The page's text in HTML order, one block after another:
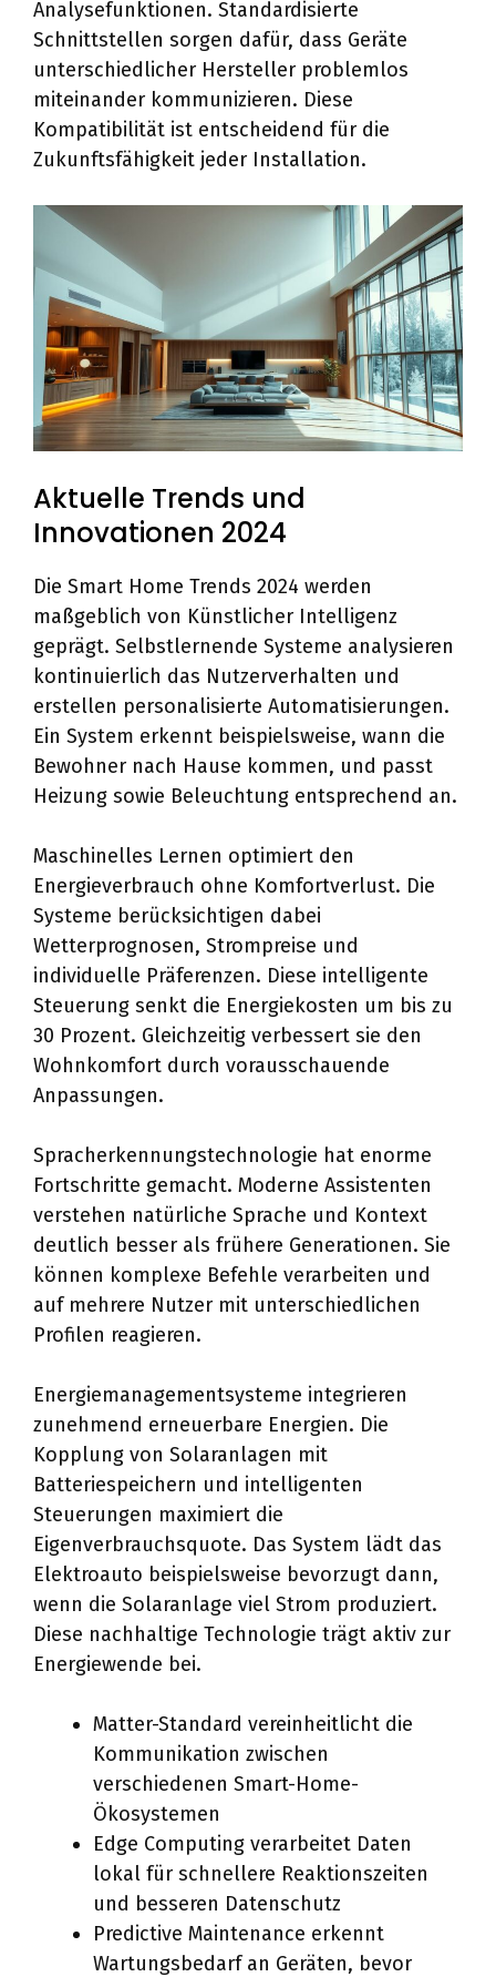
Analysefunktionen. Standardisierte
Schnittstellen sorgen dafür, dass Geräte
unterschiedlicher Hersteller problemlos
miteinander kommunizieren. Diese
Kompatibilität ist entscheidend für die
Zukunftsfähigkeit jeder Installation.
Aktuelle Trends und
Innovationen 2024
Die Smart Home Trends 2024 werden
maßgeblich von Künstlicher Intelligenz
geprägt. Selbstlernende Systeme analysieren
kontinuierlich das Nutzerverhalten und
erstellen personalisierte Automatisierungen.
Ein System erkennt beispielsweise, wann die
Bewohner nach Hause kommen, und passt
Heizung sowie Beleuchtung entsprechend an.
Maschinelles Lernen optimiert den
Energieverbrauch ohne Komfortverlust. Die
Systeme berücksichtigen dabei
Wetterprognosen, Strompreise und
individuelle Präferenzen. Diese intelligente
Steuerung senkt die Energiekosten um bis zu
30 Prozent. Gleichzeitig verbessert sie den
Wohnkomfort durch vorausschauende
Anpassungen.
Spracherkennungstechnologie hat enorme
Fortschritte gemacht. Moderne Assistenten
verstehen natürliche Sprache und Kontext
deutlich besser als frühere Generationen. Sie
können komplexe Befehle verarbeiten und
auf mehrere Nutzer mit unterschiedlichen
Profilen reagieren.
Energiemanagementsysteme integrieren
zunehmend erneuerbare Energien. Die
Kopplung von Solaranlagen mit
Batteriespeichern und intelligenten
Steuerungen maximiert die
Eigenverbrauchsquote. Das System lädt das
Elektroauto beispielsweise bevorzugt dann,
wenn die Solaranlage viel Strom produziert.
Diese nachhaltige Technologie trägt aktiv zur
Energiewende bei.
Matter-Standard vereinheitlicht die
Kommunikation zwischen
verschiedenen Smart-Home-
Ökosystemen
Edge Computing verarbeitet Daten
lokal für schnellere Reaktionszeiten
und besseren Datenschutz
Predictive Maintenance erkennt
Wartungsbedarf an Geräten, bevor